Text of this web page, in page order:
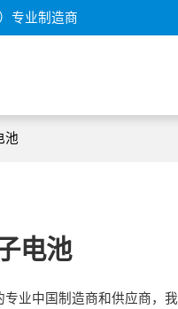
专业制造商
池
电池
专业中国制造商和供应商，